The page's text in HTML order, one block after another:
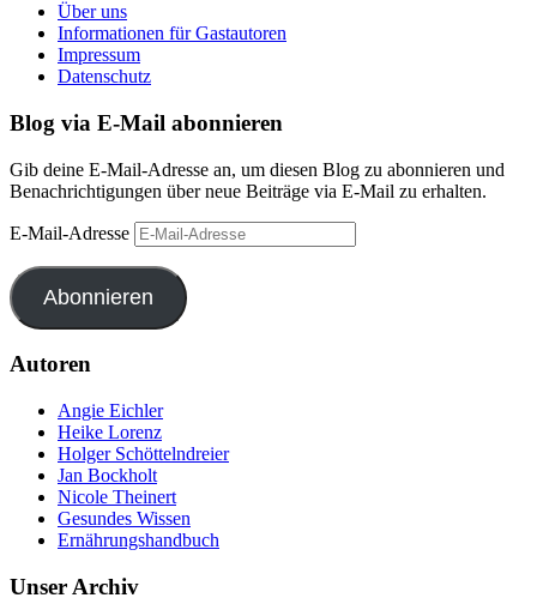
Über uns
Informationen für Gastautoren
Impressum
Datenschutz
Blog via E-Mail abonnieren
Gib deine E-Mail-Adresse an, um diesen Blog zu abonnieren und
Benachrichtigungen über neue Beiträge via E-Mail zu erhalten.
E-Mail-Adresse
Abonnieren
Autoren
Angie Eichler
Heike Lorenz
Holger Schöttelndreier
Jan Bockholt
Nicole Theinert
Gesundes Wissen
Ernährungshandbuch
Unser Archiv